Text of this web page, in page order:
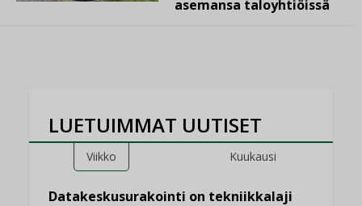
asemansa taloyhtiöissä
LUETUIMMAT UUTISET
Viikko Kuukausi
Datakeskusurakointi on tekniikkalaji